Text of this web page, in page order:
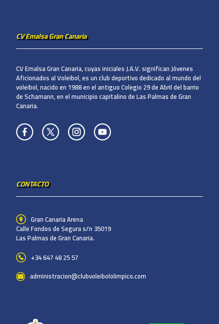
CV Emalsa Gran Canaria
CV Emalsa Gran Canaria, cuyas iniciales J.A.V. significan Jóvenes
Aficionados al Voleibol, es un club deportivo dedicado al mundo del
voleibol, nacido en 1988 en el antiguo Colegio 29 de Abril del barrio
de Schamann, en el municipio capitalino de Las Palmas de Gran
Canaria.
CONTACTO
Gran Canaria Arena
Calle Fondos de Segura s/n 35019
Las Palmas de Gran Canaria.
+34 647 48 25 57
administracion@clubvoleibololimpico.com